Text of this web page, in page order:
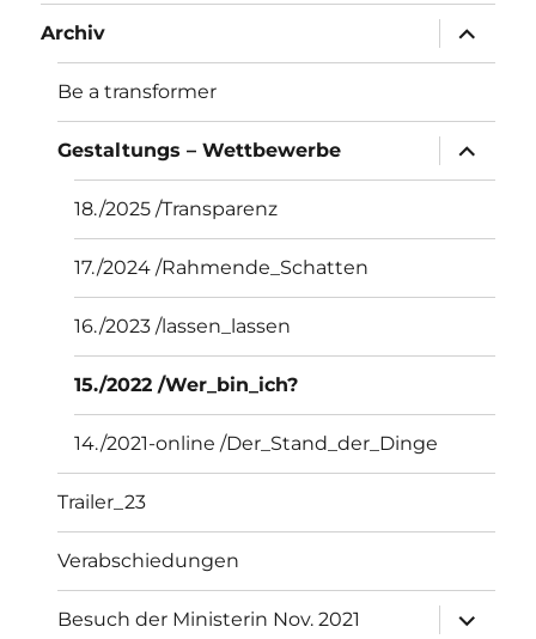
Archiv
öffnen
Be a transformer
Gestaltungs – Wettbewerbe
öffnen
18./2025 /Transparenz
17./2024 /Rahmende_Schatten
16./2023 /lassen_lassen
15./2022 /Wer_bin_ich?
14./2021-online /Der_Stand_der_Dinge
Trailer_23
Verabschiedungen
Besuch der Ministerin Nov. 2021
öffnen